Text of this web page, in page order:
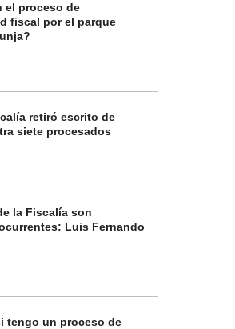
el proceso de
fiscal por el parque
retiró escrito de
siete procesados
la Fiscalía son
Luis Fernando
tengo un proceso de